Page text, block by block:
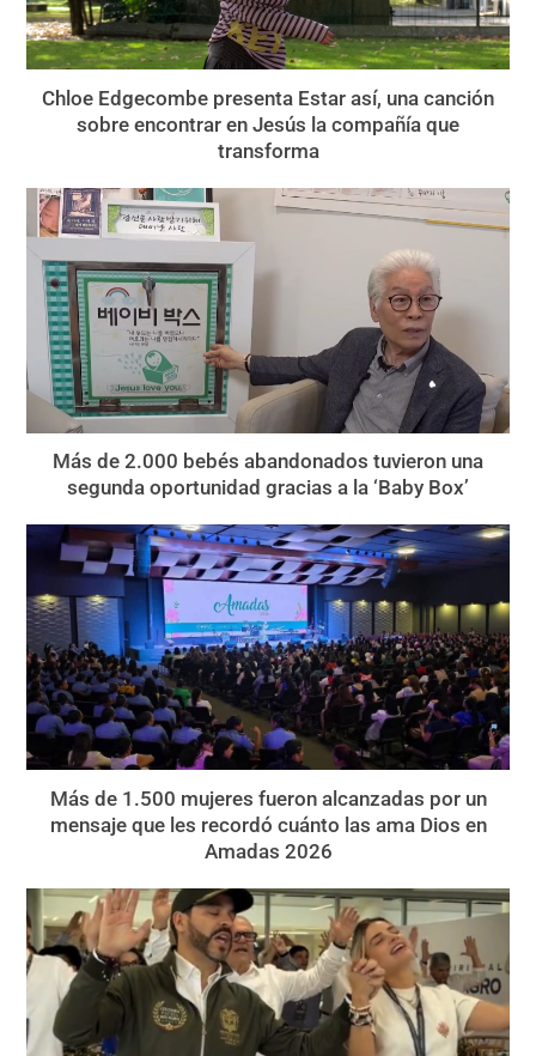
Chloe Edgecombe presenta Estar así, una canción
sobre encontrar en Jesús la compañía que
transforma
Más de 2.000 bebés abandonados tuvieron una
segunda oportunidad gracias a la ‘Baby Box’
Más de 1.500 mujeres fueron alcanzadas por un
mensaje que les recordó cuánto las ama Dios en
Amadas 2026